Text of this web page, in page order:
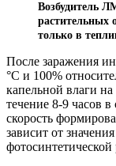
Возбудитель
растительных
только в
После заражения
°С и 100%
капельной влаги
течение 8-9 часов
скорость
зависит от